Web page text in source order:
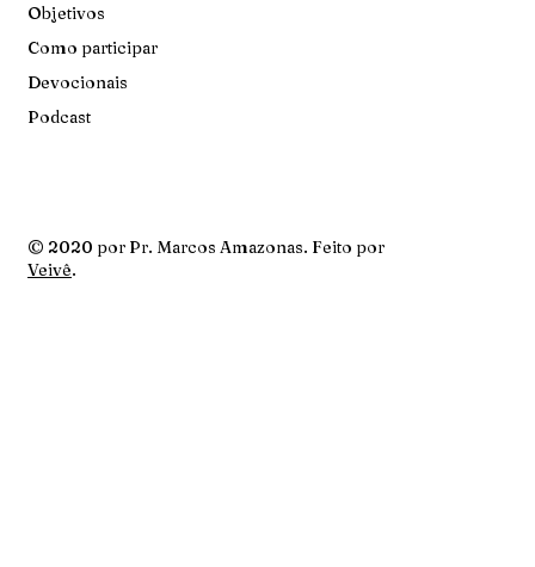
Objetivos
Como participar
Devocionais
Podcast
© 2020 por Pr. Marcos Amazonas. Feito por
Veivê.